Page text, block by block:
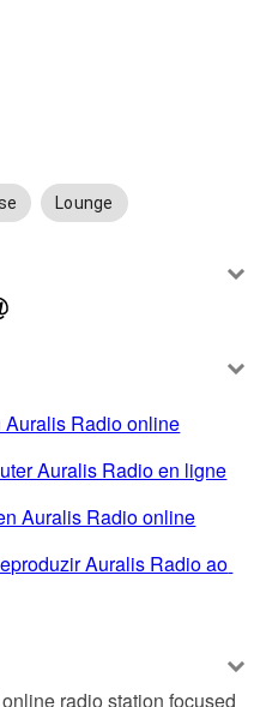
Lounge
Auralis Radio online
Auralis Radio en ligne
Auralis Radio online
Auralis Radio ao
radio station focused